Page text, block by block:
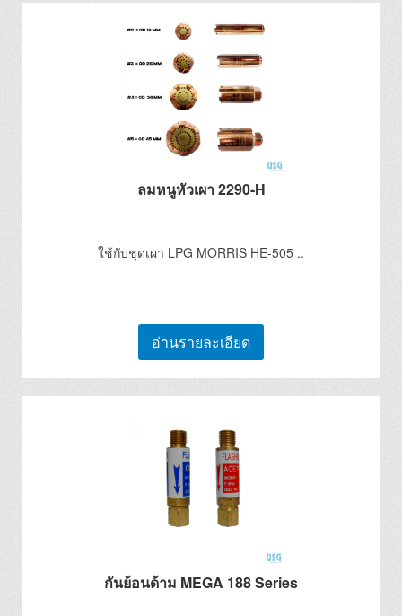
ลมหนูหัวเผา 2290-H
ใช้กับชุดเผา LPG MORRIS HE-505 ..
อ่านรายละเอียด
กันย้อนด้าม MEGA 188 Series